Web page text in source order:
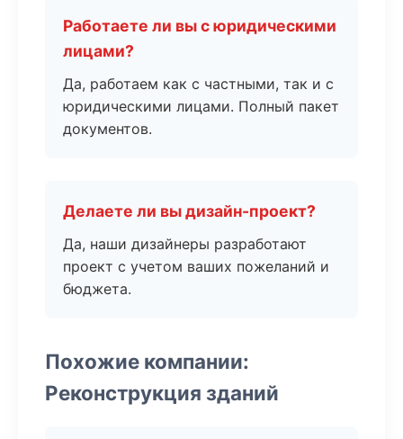
Работаете ли вы с юридическими
лицами?
Да, работаем как с частными, так и с
юридическими лицами. Полный пакет
документов.
Делаете ли вы дизайн-проект?
Да, наши дизайнеры разработают
проект с учетом ваших пожеланий и
бюджета.
Похожие компании:
Реконструкция зданий